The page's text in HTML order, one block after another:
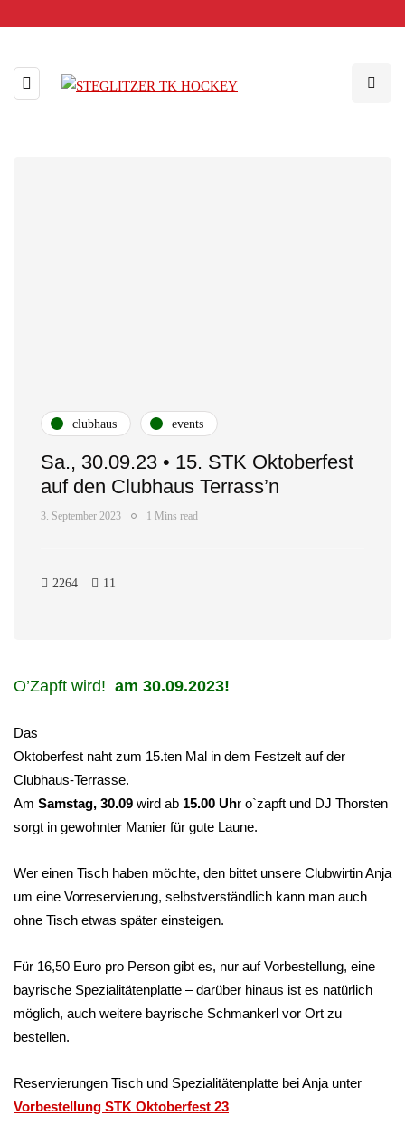
clubhaus events
Sa., 30.09.23 • 15. STK Oktoberfest
auf den Clubhaus Terrass’n
3. September 2023 1 Mins read
2264 11
O’Zapft wird! am 30.09.2023!
Das
Oktoberfest naht zum 15.ten Mal in dem Festzelt auf der
Clubhaus-Terrasse.
Am Samstag, 30.09 wird ab 15.00 Uhr o`zapft und DJ Thorsten
sorgt in gewohnter Manier für gute Laune.
Wer einen Tisch haben möchte, den bittet unsere Clubwirtin Anja
um eine Vorreservierung, selbstverständlich kann man auch
ohne Tisch etwas später einsteigen.
Für 16,50 Euro pro Person gibt es, nur auf Vorbestellung, eine
bayrische Spezialitätenplatte – darüber hinaus ist es natürlich
möglich, auch weitere bayrische Schmankerl vor Ort zu
bestellen.
Reservierungen Tisch und Spezialitätenplatte bei Anja unter
Vorbestellung STK Oktoberfest 23